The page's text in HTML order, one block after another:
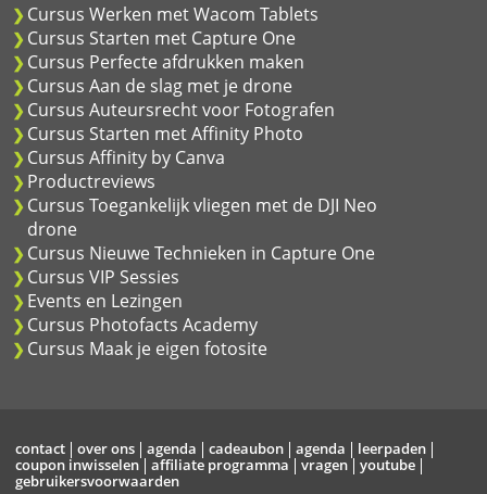
Cursus Werken met Wacom Tablets
Cursus Starten met Capture One
Cursus Perfecte afdrukken maken
Cursus Aan de slag met je drone
Cursus Auteursrecht voor Fotografen
Cursus Starten met Affinity Photo
Cursus Affinity by Canva
Productreviews
Cursus Toegankelijk vliegen met de DJI Neo
drone
Cursus Nieuwe Technieken in Capture One
Cursus VIP Sessies
Events en Lezingen
Cursus Photofacts Academy
Cursus Maak je eigen fotosite
contact over ons agenda cadeaubon agenda
leerpaden
coupon inwisselen
affiliate programma vragen
youtube
gebruikersvoorwaarden